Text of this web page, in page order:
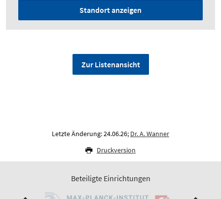
Standort anzeigen
Zur Listenansicht
Letzte Änderung: 24.06.26; Dr. A. Wanner
Druckversion
Beteiligte Einrichtungen